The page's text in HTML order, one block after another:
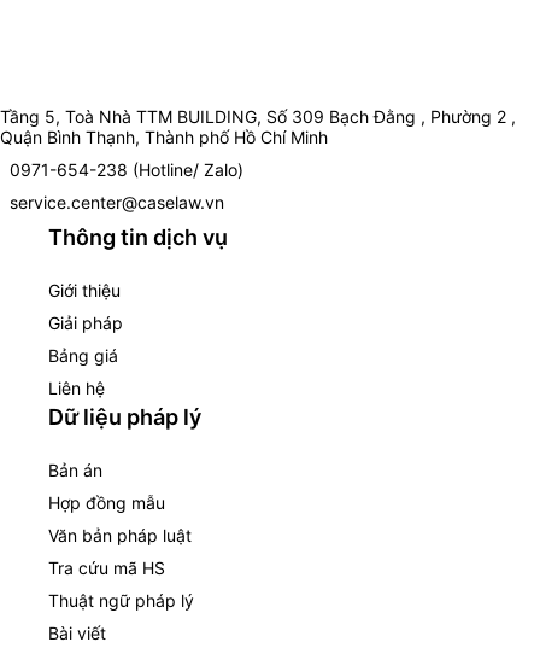
Tầng 5, Toà Nhà TTM BUILDING, Số 309 Bạch Đằng , Phường 2 ,
Quận Bình Thạnh, Thành phố Hồ Chí Minh
0971-654-238 (Hotline/ Zalo)
service.center@caselaw.vn
Thông tin dịch vụ
Giới thiệu
Giải pháp
Bảng giá
Liên hệ
Dữ liệu pháp lý
Bản án
Hợp đồng mẫu
Văn bản pháp luật
Tra cứu mã HS
Thuật ngữ pháp lý
Bài viết